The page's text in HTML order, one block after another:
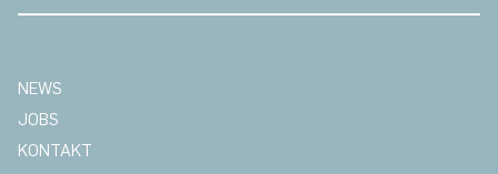
NEWS
JOBS
KONTAKT